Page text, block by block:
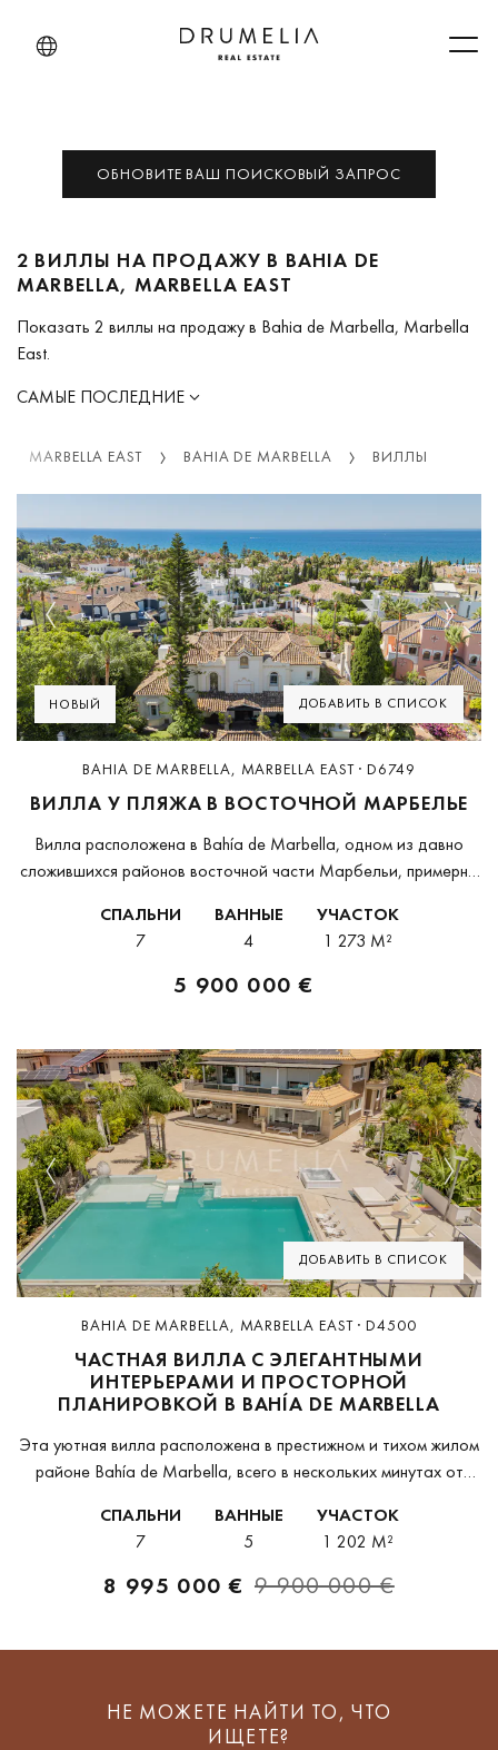
ОБНОВИТЕ ВАШ ПОИСКОВЫЙ ЗАПРОС
2 ВИЛЛЫ НА ПРОДАЖУ В BAHIA DE
MARBELLA, MARBELLA EAST
Показать 2 виллы на продажу в Bahia de Marbella, Marbella
East.
САМЫЕ ПОСЛЕДНИЕ
MARBELLA EAST BAHIA DE MARBELLA ВИЛЛЫ
ДОБАВИТЬ В СПИСОК
Previous Next
НОВЫЙ
BAHIA DE MARBELLA, MARBELLA EAST · D6749
ВИЛЛА У ПЛЯЖА В ВОСТОЧНОЙ МАРБЕЛЬЕ
Вилла расположена в Bahía de Marbella, одном из давно
сложившихся районов восточной части Марбельи, примерно
территории. Магазины, необходимые услуги и хорошие...
СПАЛЬНИ
7
ВАННЫЕ
4
УЧАСТОК
1 273 M²
5 900 000 €
ДОБАВИТЬ В СПИСОК
Previous Next
BAHIA DE MARBELLA, MARBELLA EAST · D4500
ЧАСТНАЯ ВИЛЛА С ЭЛЕГАНТНЫМИ
ИНТЕРЬЕРАМИ И ПРОСТОРНОЙ
ПЛАНИРОВКОЙ В BAHÍA DE MARBELLA
Эта уютная вилла расположена в престижном и тихом жилом
районе Bahía de Marbella, всего в нескольких минутах от
продуманная планировка делают её идеальной...
СПАЛЬНИ
7
ВАННЫЕ
5
УЧАСТОК
1 202 M²
8 995 000 € 9 900 000 €
НЕ МОЖЕТЕ НАЙТИ ТО, ЧТО
ИЩЕТЕ?